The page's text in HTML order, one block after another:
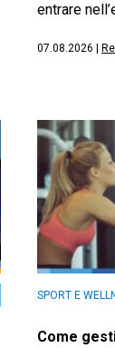
entrare
07.08.2026
SPORT E
Come